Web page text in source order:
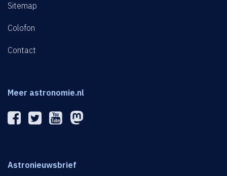
Sitemap
Colofon
Contact
Meer astronomie.nl
Astronieuwsbrief